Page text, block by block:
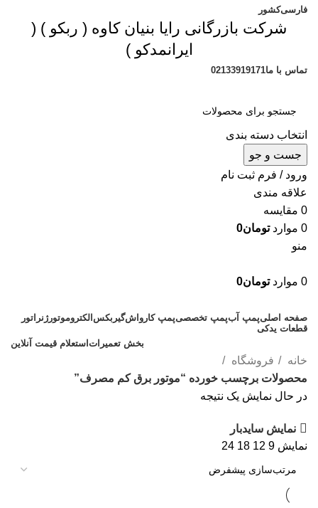
فارسیکشور
شرکت بازرگانی رایا بنیان کاوه ( ربکو ) (
ایرانمدکو )
تماس با ما02133919171
انتخاب دسته بندی
جست و جو
ورود / فرم ثبت نام
علاقه مندی
0 مقایسه
0 موارد تومان0
منو
0 موارد تومان0
صفحه اصلیپمپ آبپمپ تخصصیپمپ کارواشگیربکس الکتروموتورژنراتور
قطعات یدکی
بخش تعمیرات استعلام قیمت آنلاین
خانه
فروشگاه
محصولات برچسب خورده “موتور برق کم مصرف”
در حال نمایش یک نتیجه
نمایش سایدبار
نمایش 9
12
18
24